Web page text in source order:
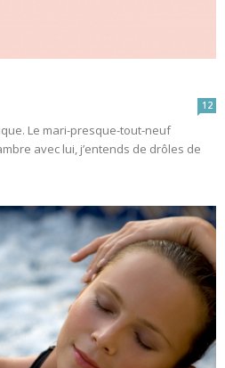
12
Le mari-presque-tout-neuf
avec lui, j’entends de drôles de